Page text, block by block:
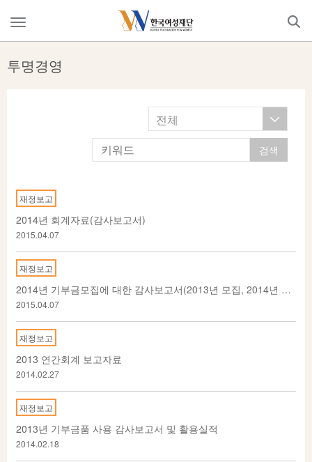
메
뉴
기
투명경영
전체
재정보고
2014년 회계자료(감사보고서)
2015.04.07
재정보고
2014년 기부금모집에 대한 감사보고서(2013년 모집, 2014년 지출)
2015.04.07
재정보고
2013 연간회계 보고자료
2014.02.27
재정보고
2013년 기부금품 사용 감사보고서 및 활용실적
2014.02.18